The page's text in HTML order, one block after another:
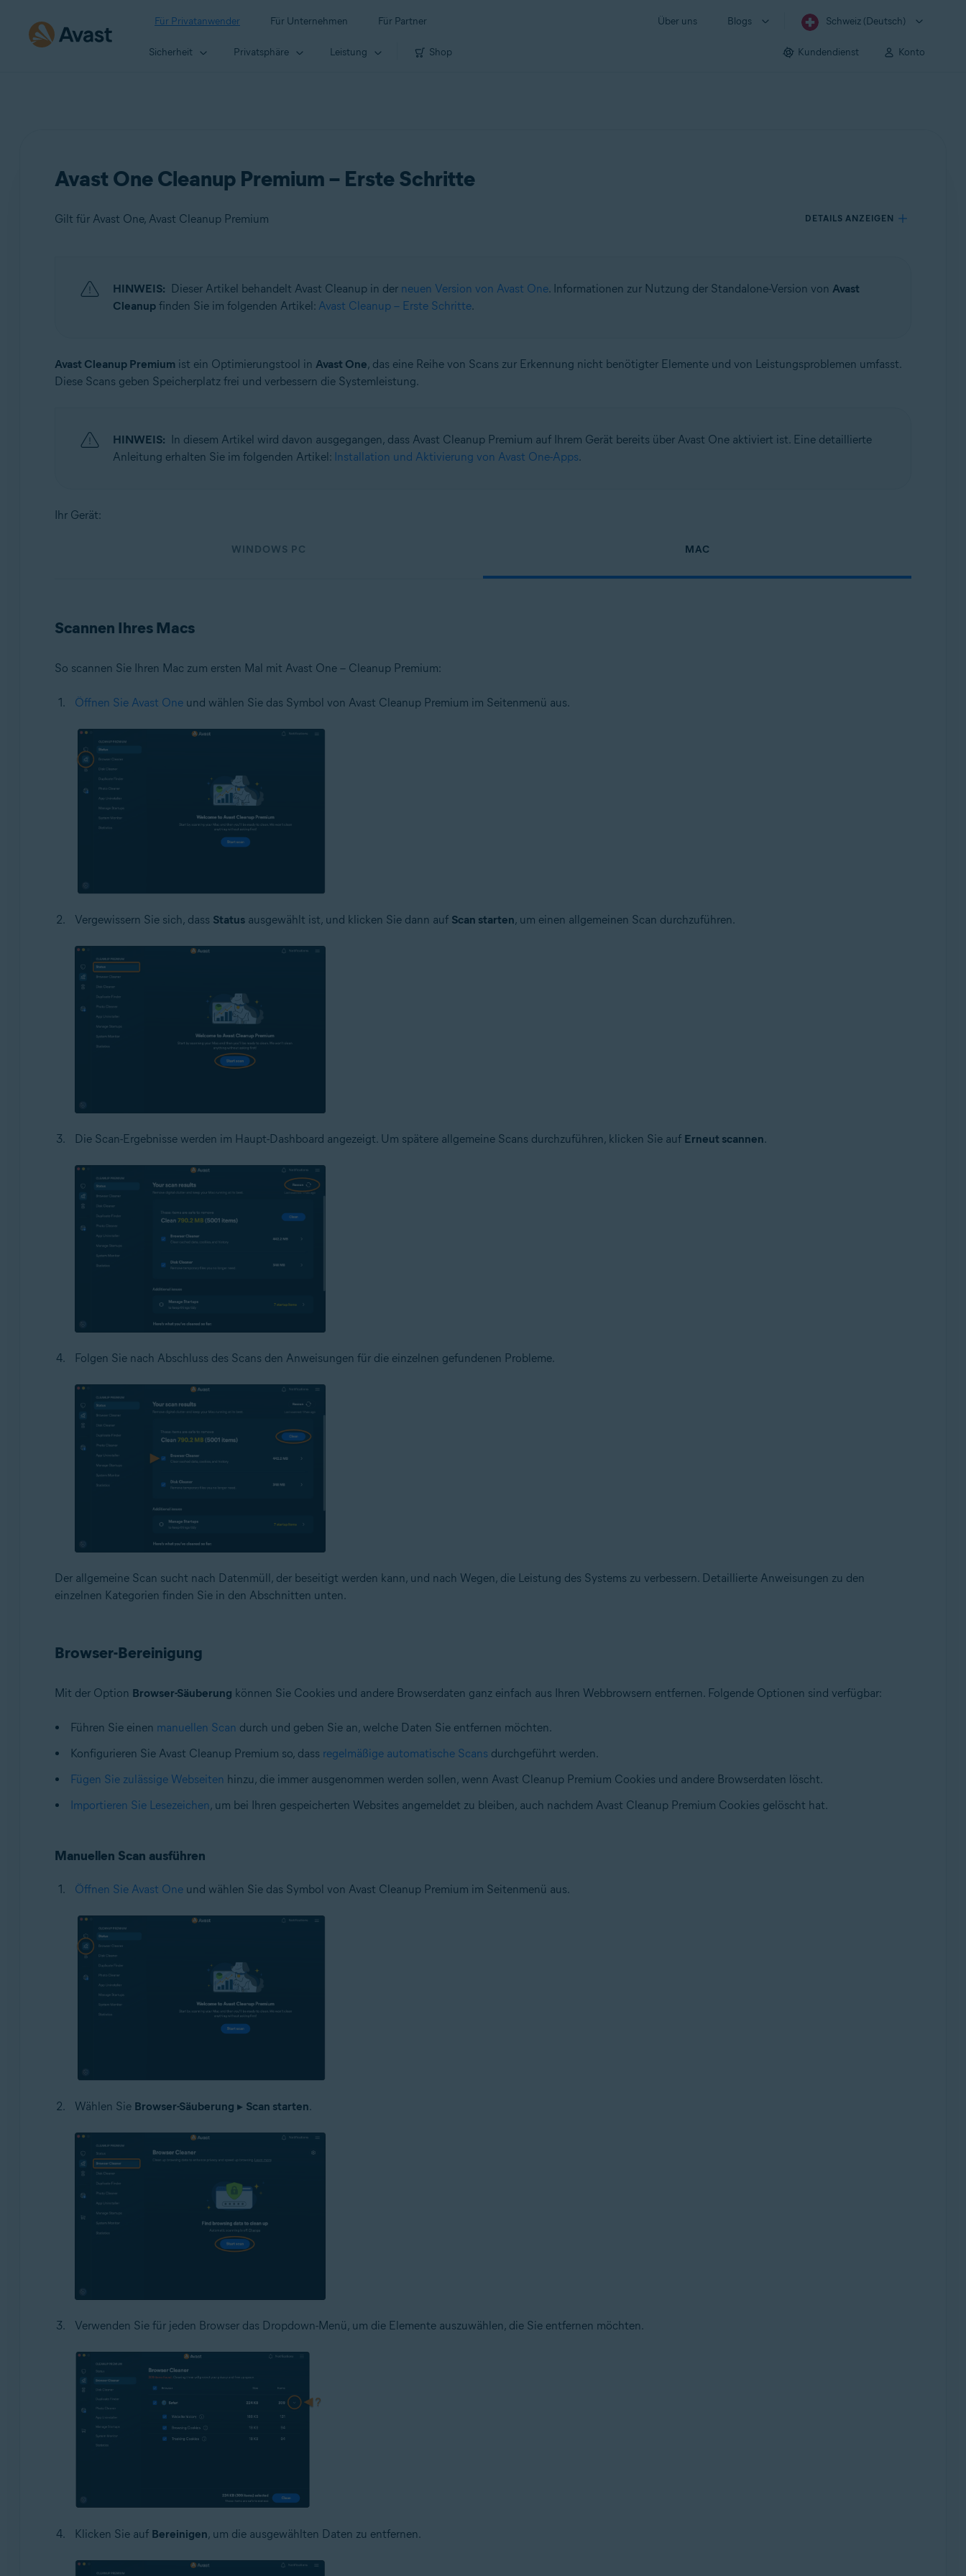
Für Privatanwender Für Unternehmen Für Partner Über uns Blogs Schweiz (Deutsch)
Sicherheit Privatsphäre Leistung Shop Kundendienst Konto
Avast One Cleanup Premium – Erste Schritte
Gilt für Avast One, Avast Cleanup Premium DETAILS ANZEIGEN
Avast One
Windows und macOS
HINWEIS: Dieser Artikel behandelt Avast Cleanup in der neuen Version von Avast One. Informationen zur Nutzung der Standalone-Version von Avast
Cleanupfinden Sie im folgenden Artikel: Avast Cleanup – Erste Schritte.
Avast Cleanup Premium ist ein Optimierungstool in Avast One, das eine Reihe von Scans zur Erkennung nicht benötigter Elemente und von Leistungsproblemen umfasst.
Diese Scans geben Speicherplatz frei und verbessern die Systemleistung.
HINWEIS: In diesem Artikel wird davon ausgegangen, dass Avast Cleanup Premium auf Ihrem Gerät bereits über Avast One aktiviert ist. Eine detaillierte
Anleitung erhalten Sie im folgenden Artikel: Installation und Aktivierung von Avast One-Apps.
Ihr Gerät:
WINDOWS PC MAC
Scannen Ihres Macs
So scannen Sie Ihren Mac zum ersten Mal mit Avast One – Cleanup Premium:
Öffnen Sie Avast Oneund wählen Sie das Symbol von Avast Cleanup Premium im Seitenmenü aus.
Vergewissern Sie sich, dass Statusausgewählt ist, und klicken Sie dann auf Scan starten, um einen allgemeinen Scan durchzuführen.
Die Scan-Ergebnisse werden im Haupt-Dashboard angezeigt. Um spätere allgemeine Scans durchzuführen, klicken Sie auf Erneut scannen.
Folgen Sie nach Abschluss des Scans den Anweisungen für die einzelnen gefundenen Probleme.
Der allgemeine Scan sucht nach Datenmüll, der beseitigt werden kann, und nach Wegen, die Leistung des Systems zu verbessern. Detaillierte Anweisungen zu den
einzelnen Kategorien finden Sie in den Abschnitten unten.
Browser-Bereinigung
Mit der Option Browser-Säuberung können Sie Cookies und andere Browserdaten ganz einfach aus Ihren Webbrowsern entfernen. Folgende Optionen sind verfügbar:
Führen Sie einen manuellen Scan durch und geben Sie an, welche Daten Sie entfernen möchten.
Konfigurieren Sie Avast Cleanup Premium so, dass regelmäßige automatische Scans durchgeführt werden.
Fügen Sie zulässige Webseiten hinzu, die immer ausgenommen werden sollen, wenn Avast Cleanup Premium Cookies und andere Browserdaten löscht.
Importieren Sie Lesezeichen, um bei Ihren gespeicherten Websites angemeldet zu bleiben, auch nachdem Avast Cleanup Premium Cookies gelöscht hat.
Manuellen Scan ausführen
Öffnen Sie Avast Oneund wählen Sie das Symbol von Avast Cleanup Premium im Seitenmenü aus.
Wählen Sie Browser-Säuberung ▸ Scan starten.
Verwenden Sie für jeden Browser das Dropdown-Menü, um die Elemente auszuwählen, die Sie entfernen möchten.
Klicken Sie auf Bereinigen, um die ausgewählten Daten zu entfernen.